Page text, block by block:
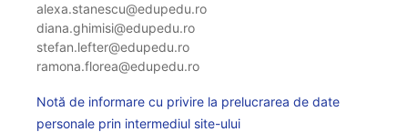
alexa.stanescu@edupedu.ro
diana.ghimisi@edupedu.ro
stefan.lefter@edupedu.ro
ramona.florea@edupedu.ro
Notă de informare cu privire la prelucrarea de date
personale prin intermediul site-ului